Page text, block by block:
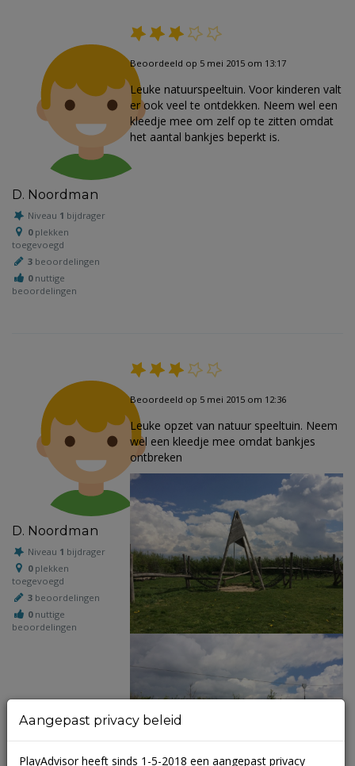
D. Noordman
Niveau 1 bijdrager
0plekken
toegevoegd
3 beoordelingen
0nuttige
beoordelingen
Beoordeeld op 5 mei 2015 om 13:17
Leuke natuurspeeltuin. Voor kinderen valt
er ook veel te ontdekken. Neem wel een
kleedje mee om zelf op te zitten omdat
het aantal bankjes beperkt is.
D. Noordman
Niveau 1 bijdrager
0plekken
toegevoegd
3 beoordelingen
0nuttige
beoordelingen
Beoordeeld op 5 mei 2015 om 12:36
Leuke opzet van natuur speeltuin. Neem
wel een kleedje mee omdat bankjes
ontbreken
Aangepast privacy beleid
PlayAdvisor heeft sinds 1-5-2018 een aangepast privacy